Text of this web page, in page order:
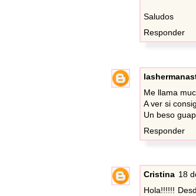
Saludos
Responder
Me llama
A ver si
Un beso
Responder
Cristina 18
Hola!!!!!!